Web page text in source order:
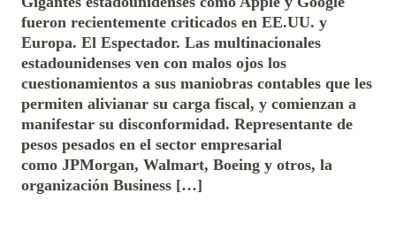
fueron recientemente criticados en EE.UU. y
Europa. El Espectador. Las multinacionales
estadounidenses ven con malos ojos los
cuestionamientos a sus maniobras contables que les
permiten alivianar su carga fiscal, y comienzan a
manifestar su disconformidad. Representante de
pesos pesados en el sector empresarial
como JPMorgan, Walmart, Boeing y otros, la
organización Business […]